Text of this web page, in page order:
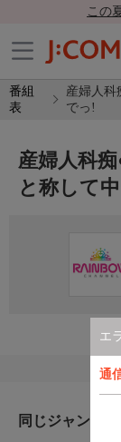
この
番組
表
産婦人科
でっ!
エ
通
産婦人科
と称して
同じジャンルの